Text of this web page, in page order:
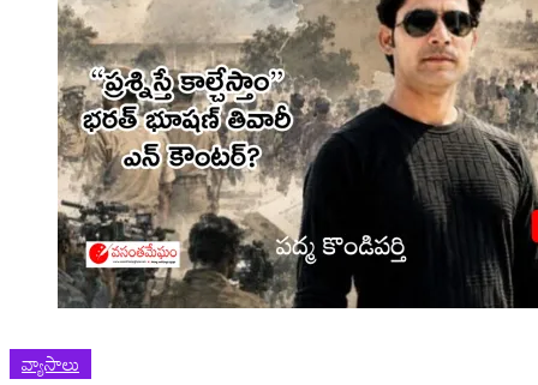
వ్యాసాలు